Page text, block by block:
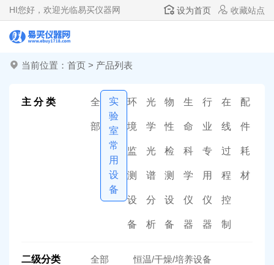
HI您好，欢迎光临易买仪器网 设为首页 收藏站点
当前位置： 首页 > 产品列表
主 分 类 全
部
实
验
室
常
用
设
备
环
境
监
测
设
备
光
学
光
谱
分
析
物
性
检
测
设
备
生
命
科
学
仪
器
行
业
专
用
仪
器
在
线
过
程
控
制
配
件
耗
材
二级分类 全部 恒温/干燥/培养设备